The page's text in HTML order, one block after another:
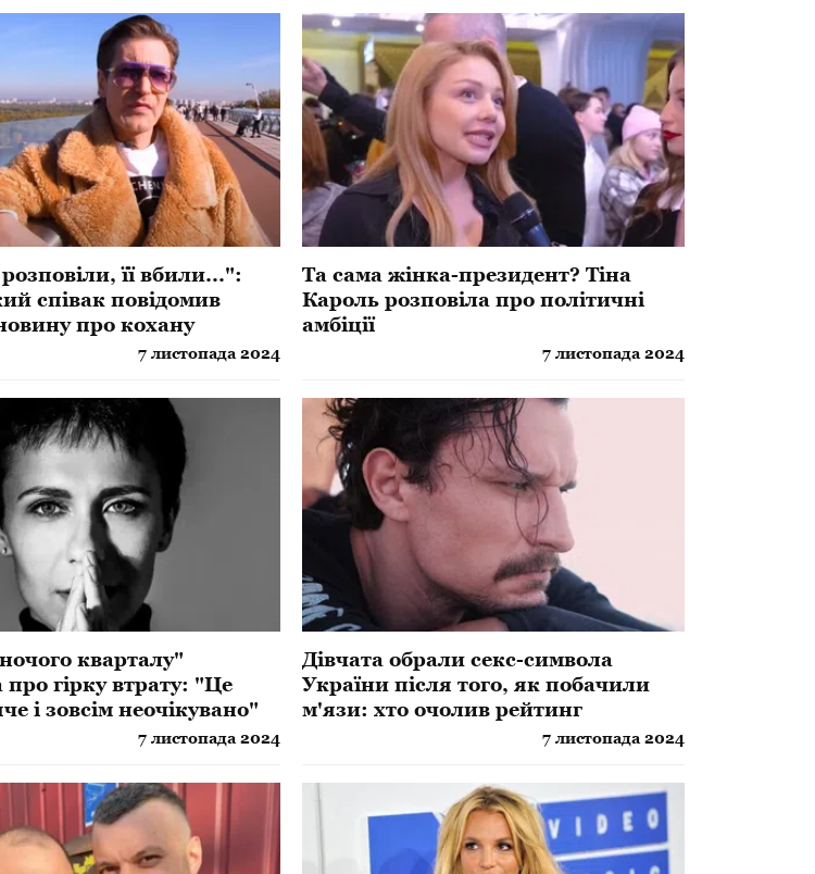
її вбили...":
співак повідомив
про кохану
7 листопада 2024
Та сама жінка-президент? Тіна
Кароль розповіла про політичні
амбіції
7 листопада 2024
кварталу"
про гірку втрату: "Це
і зовсім неочікувано"
7 листопада 2024
Дівчата обрали секс-символа
України після того, як побачили
м'язи: хто очолив рейтинг
7 листопада 2024